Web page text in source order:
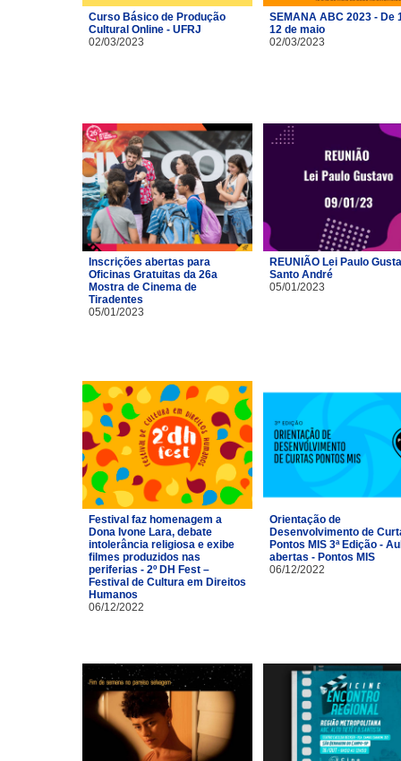
Curso Básico de Produção
Cultural Online - UFRJ
02/03/2023
SEMANA ABC 2023 - De
12 de maio
02/03/2023
Inscrições abertas para
Oficinas Gratuitas da 26a
Mostra de Cinema de
Tiradentes
05/01/2023
REUNIÃO Lei Paulo
Santo André
05/01/2023
Festival faz homenagem a
Dona Ivone Lara, debate
intolerância religiosa e exibe
filmes produzidos nas
periferias - 2º DH Fest –
Festival de Cultura em Direitos
Humanos
06/12/2022
Orientação de
Desenvolvimento de
Pontos MIS 3ª Edição -
abertas - Pontos MIS
06/12/2022